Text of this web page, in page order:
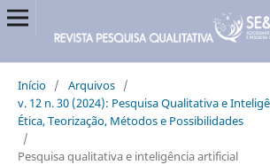
Início / Arquivos /
v. 12 n. 30 (2024): Pesquisa Qualitativa e
Ética, Teorização, Métodos e Possibilidades
/
Pesquisa qualitativa e inteligência artificial